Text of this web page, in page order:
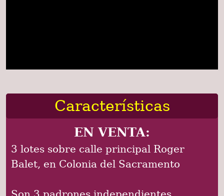
Características
EN VENTA:
3 lotes sobre calle principal Roger
Balet, en Colonia del Sacramento